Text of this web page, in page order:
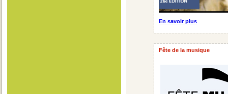
En savoir plus
Fête de la musique